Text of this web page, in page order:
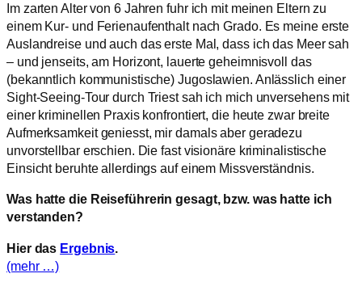
Im zarten Alter von 6 Jahren fuhr ich mit meinen Eltern zu
einem Kur- und Ferienaufenthalt nach Grado. Es meine erste
Auslandreise und auch das erste Mal, dass ich das Meer sah
– und jenseits, am Horizont, lauerte geheimnisvoll das
(bekanntlich kommunistische) Jugoslawien. Anlässlich einer
Sight-Seeing-Tour durch Triest sah ich mich unversehens mit
einer kriminellen Praxis konfrontiert, die heute zwar breite
Aufmerksamkeit geniesst, mir damals aber geradezu
unvorstellbar erschien. Die fast visionäre kriminalistische
Einsicht beruhte allerdings auf einem Missverständnis.
Was hatte die Reiseführerin gesagt, bzw. was hatte ich
verstanden?
Hier das Ergebnis.
(mehr …)